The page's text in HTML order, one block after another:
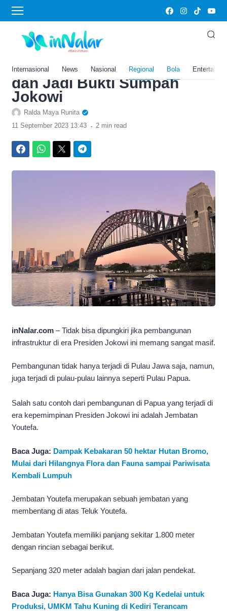
Internasional News Nasional Regional Bola
Home›Bola
Jadi Landmark Terpanjang
di Papua! Jembatan Youtefa
Habiskan Dana Rp1,8 Trilun
dan Jadi Bukti Sumpah
Jokowi
Ralda Maya Runita
11 September 2023 13:43 . 2 min read
inNalar.com – Tidak bisa dipungkiri jika pembangunan
infrastruktur di era Presiden Jokowi ini memang sangat masif.
Pembangunan tidak hanya terjadi di Pulau Jawa saja, namun,
juga terjadi di pulau-pulau lainnya seperti Pulau Papua.
Salah satu contoh dari pembangunan di Papua yang terjadi di
era kepemimpinan Presiden Jokowi ini adalah Jembatan
Youtefa.
Baca Juga: Dampak Kebakaran 50 hektar Hutan Bromo,
Mulai dari Hilangnya Flora dan Fauna sampai Pariwisata
Kembali Lumpuh
Jembatan Youtefa merupakan sebuah jembatan yang
membentang di atas Teluk Youtefa.
Jembatan Youtefa memiliki panjang sekitar 1.800 meter
dengan rincian sebagai berikut.
Sepanjang 320 meter adalah bagian dari jalan pendekat.
Baca Juga: Hanya Bisa Gunakan 300 Kg Kedelai untuk
Produksi, UMKM Tahu Kuning di Kediri Terancam